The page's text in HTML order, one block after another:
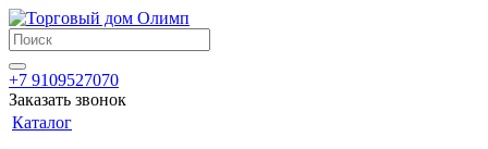
+7 9109527070
Заказать звонок
Каталог